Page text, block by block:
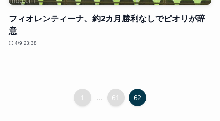
フィオレンティーナ、約2カ月勝利なしでピオリが辞
意
4/9 23:38
1 ... 61 62